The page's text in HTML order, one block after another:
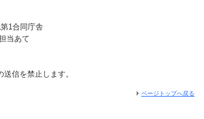
1合同庁舎
当あて
送信を禁止します。
ページトップへ戻る